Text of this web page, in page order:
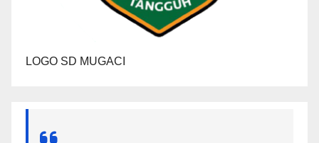
LOGO SD MUGACI